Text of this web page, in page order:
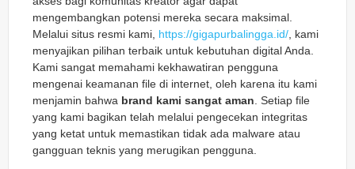
mengembangkan potensi mereka secara maksimal.
Melalui situs resmi kami, https://gigapurbalingga.id/ , kami
menyajikan pilihan terbaik untuk kebutuhan digital Anda.
Kami sangat memahami kekhawatiran pengguna
mengenai keamanan file di internet, oleh karena itu kami
menjamin bahwa brand kami sangat aman . Setiap file
yang kami bagikan telah melalui pengecekan integritas
yang ketat untuk memastikan tidak ada malware atau
gangguan teknis yang merugikan pengguna.